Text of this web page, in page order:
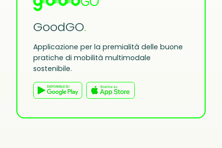
GoodGO.
Applicazione per la premialità delle buone
pratiche di mobilità multimodale
sostenibile.